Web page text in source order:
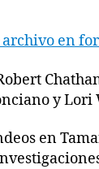
en
y Lori
en